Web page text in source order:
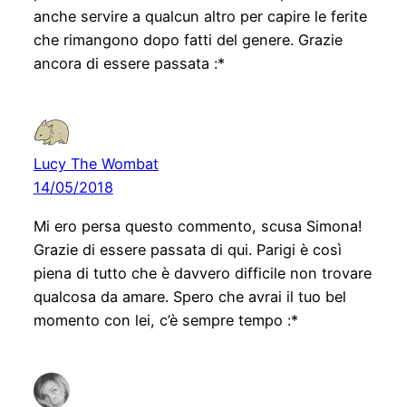
anche servire a qualcun altro per capire le ferite
che rimangono dopo fatti del genere. Grazie
ancora di essere passata :*
Lucy The Wombat
14/05/2018
Mi ero persa questo commento, scusa Simona!
Grazie di essere passata di qui. Parigi è così
piena di tutto che è davvero difficile non trovare
qualcosa da amare. Spero che avrai il tuo bel
momento con lei, c’è sempre tempo :*